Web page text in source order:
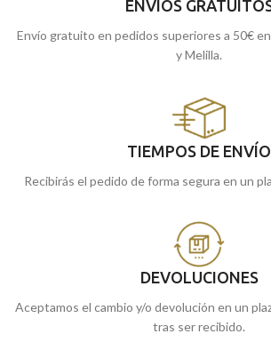
ENVÍOS
Envío gratuito en pedidos superiores a 50€
y Melilla.
TIEMPOS DE ENVÍO
Recibirás el pedido de forma segura en un
DEVOLUCIONES
Aceptamos el cambio y/o devolución en un
tras ser recibido.